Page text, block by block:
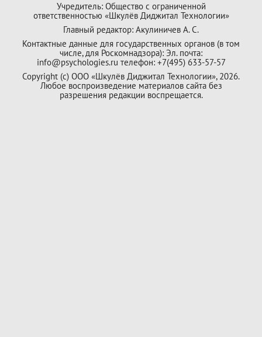
Учредитель: Общество с ограниченной
ответственностью «Шкулёв Диджитал Технологии»
Главный редактор: Акулиничев А. С.
Контактные данные для государственных органов (в том
числе, для Роскомнадзора): Эл. почта:
info@psychologies.ru телефон: +7(495) 633-57-57
Copyright (с) ООО «Шкулёв Диджитал Технологии», 2026.
Любое воспроизведение материалов сайта без
разрешения редакции воспрещается.